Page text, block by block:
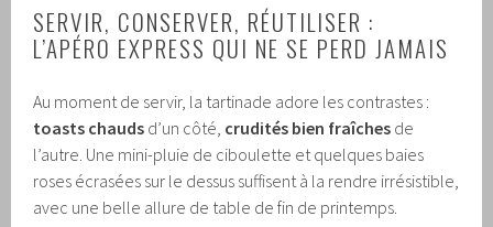
SERVIR, CONSERVER, RÉUTILISER :
L’APÉRO EXPRESS QUI NE SE PERD JAMAIS
Au moment de servir, la tartinade adore les contrastes :
toasts chauds d’un côté, crudités bien fraîches de
l’autre. Une mini-pluie de ciboulette et quelques baies
roses écrasées sur le dessus suffisent à la rendre irrésistible,
avec une belle allure de table de fin de printemps.